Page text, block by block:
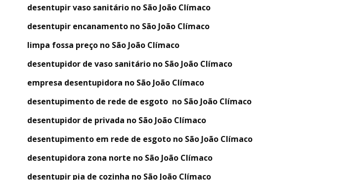
desentupir vaso sanitário no São João Clímaco
desentupir encanamento no São João Clímaco
limpa fossa preço no São João Clímaco
desentupidor de vaso sanitário no São João Clímaco
empresa desentupidora no São João Clímaco
desentupimento de rede de esgoto no São João Clímaco
desentupidor de privada no São João Clímaco
desentupimento em rede de esgoto no São João Clímaco
desentupidora zona norte no São João Clímaco
desentupir pia de cozinha no São João Clímaco